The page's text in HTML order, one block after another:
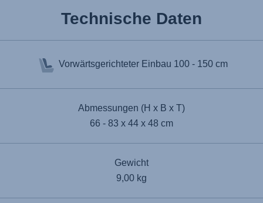
Technische Daten
Vorwärtsgerichteter Einbau 100 - 150 cm
Abmessungen (H x B x T)
66 - 83 x 44 x 48 cm
Gewicht
9,00 kg